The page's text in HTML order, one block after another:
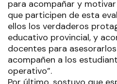
para acompañar y
que participen de esta
ellos los verdaderos
educativo provincial, y
docentes para
acompañen a los
operativo”.